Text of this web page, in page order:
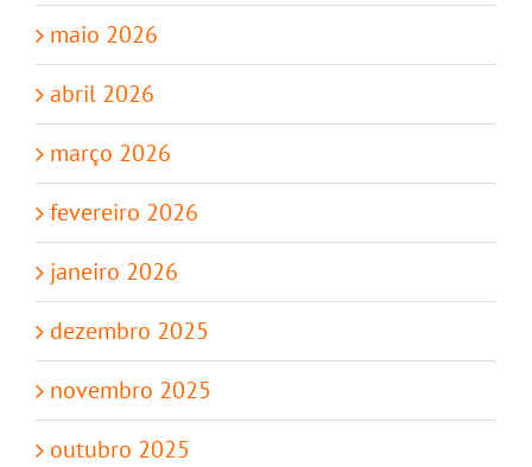
maio 2026
abril 2026
março 2026
fevereiro 2026
janeiro 2026
dezembro 2025
novembro 2025
outubro 2025